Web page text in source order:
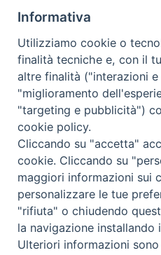
vicino Gesù di
un’esperienza
Centro Diocesano
propongono infatti
conoscenza e
momenti di studio,
[…]
mercoledì 22 Maggio 2024
CENTRO DIOCESANO
Informativa
Utilizziamo cookie o
finalità tecniche e, con il
altre finalità ("interazioni
"miglioramento
"targeting e pubblicità")
cookie policy.
Cliccando su "accetta"
cookie. Cliccando su
maggiori informazioni sui
personalizzare le tue
"rifiuta" o chiudendo
la navigazione installando
Ulteriori informazioni